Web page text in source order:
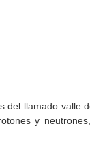
del llamado valle
y